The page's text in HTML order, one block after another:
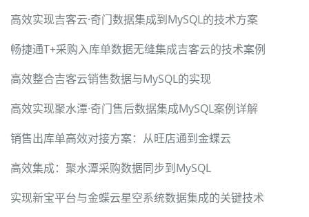
高效实现吉客云·奇门数据集成到MySQL的技术方案
畅捷通T+采购入库单数据无缝集成吉客云的技术案例
高效整合吉客云销售数据与MySQL的实现
高效实现聚水潭·奇门售后数据集成MySQL案例详解
销售出库单高效对接方案：从旺店通到金蝶云
高效集成：聚水潭采购数据同步到MySQL
实现新宝平台与金蝶云星空系统数据集成的关键技术